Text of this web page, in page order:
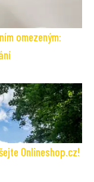
omezeným:
Onlineshop.cz!